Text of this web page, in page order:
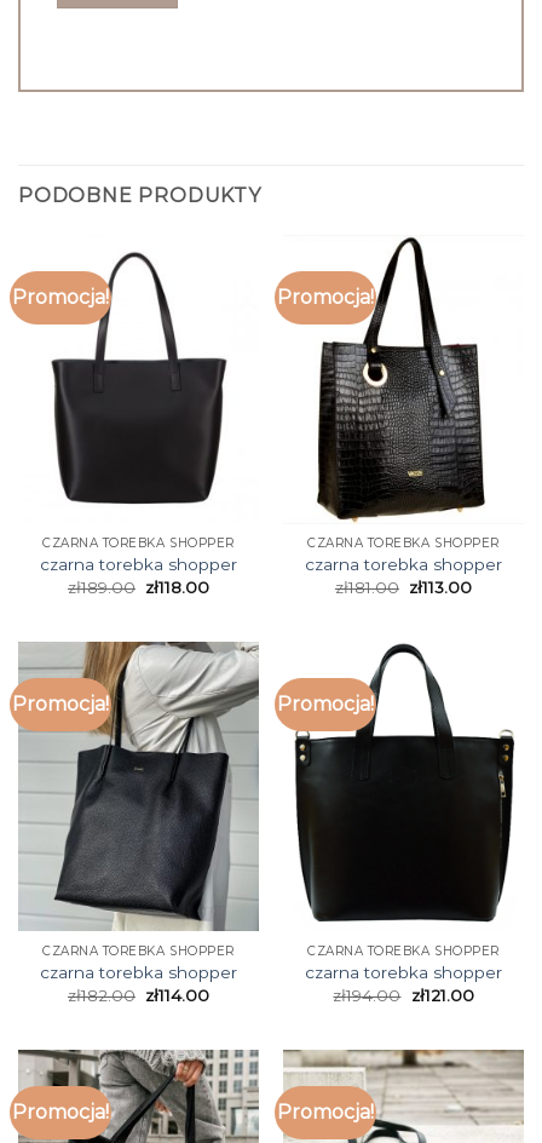
PODOBNE PRODUKTY
Promocja!
CZARNA TOREBKA SHOPPER
czarna torebka shopper
zł189.00 zł118.00
Promocja!
CZARNA TOREBKA SHOPPER
czarna torebka shopper
zł181.00 zł113.00
Promocja!
CZARNA TOREBKA SHOPPER
czarna torebka shopper
zł182.00 zł114.00
Promocja!
CZARNA TOREBKA SHOPPER
czarna torebka shopper
zł194.00 zł121.00
Promocja! Promocja!